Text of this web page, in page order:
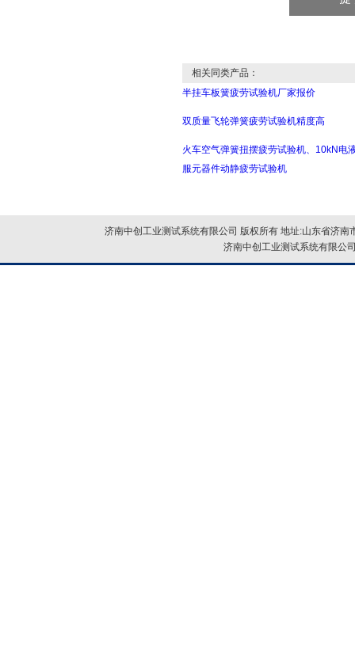
相关同类产品：
半挂车板簧疲劳试验机厂家报价
双质量飞轮弹簧疲劳试验机精度高
火车空气弹簧扭摆疲劳试验机、10kN电
服元器件动静疲劳试验机
济南中创工业测试系统有限公司 版权所有 地址:山东省济
济南中创工业测试系统有限公